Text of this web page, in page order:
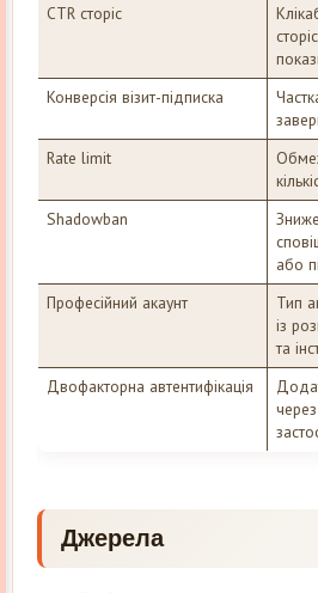
CTR сторіс
Конверсія візит-підписка
Rate limit
Shadowban
або
Професійний акаунт
Тип
із
та
Двофакторна автентифікація
Джерела